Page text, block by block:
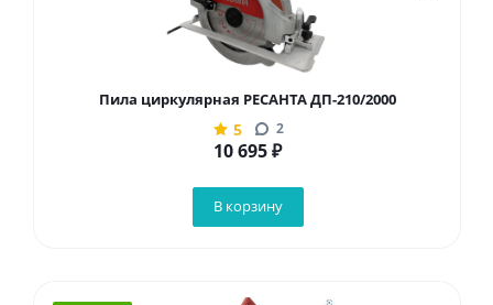
Пила циркулярная РЕСАНТА ДП-210/2000
5 2
10 695₽
В корзину